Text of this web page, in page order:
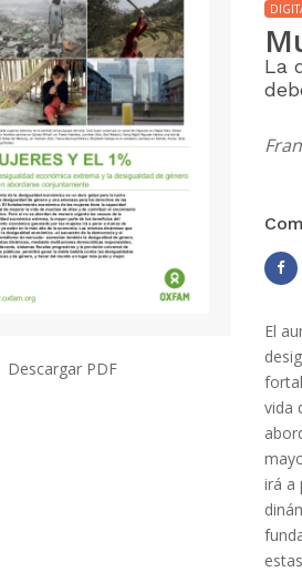
Descargar PDF
La
El
vida
irá a